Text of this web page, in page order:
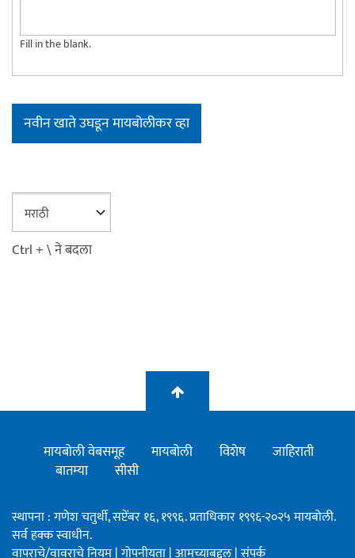
Fill in the blank.
Ctrl + \ ने बदला
मायबोली वेबसमूह मायबोली विशेष
जाहिराती
बातम्या
सीसी
स्थापना : गणेश चतुर्थी, सप्टेंबर १६, १९९६. प्रताधिकार १९९६-२०२५ मायबोली.
सर्व हक्क स्वाधीन.
वापराचे/वावराचे नियम|गोपनीयता|आमच्याबद्दल|संपर्क